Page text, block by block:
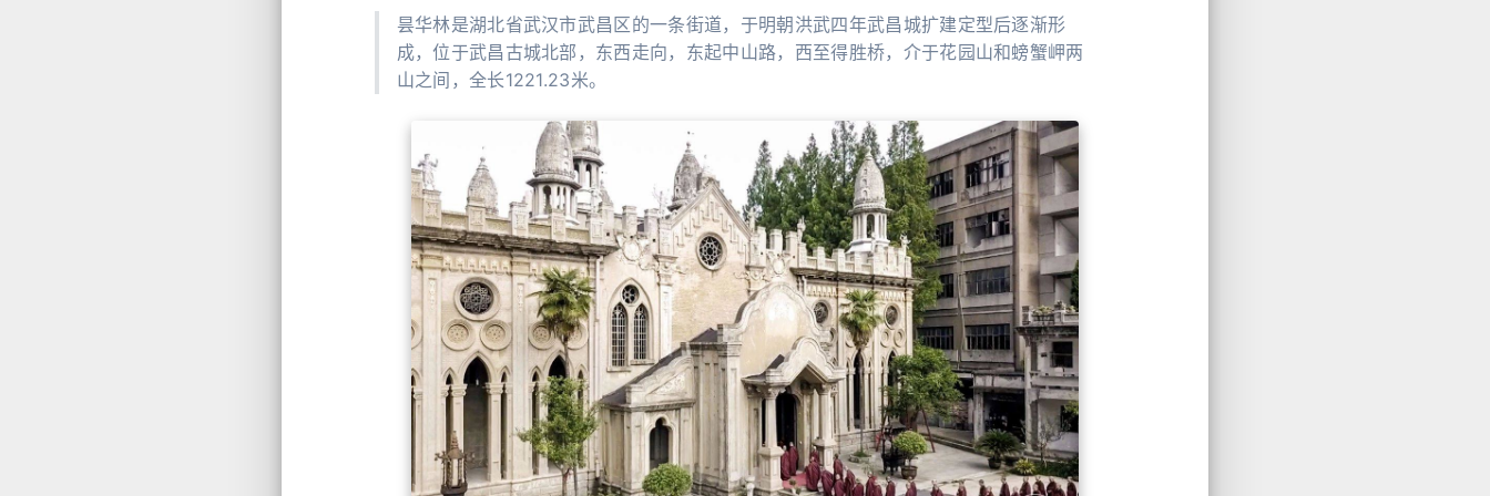
昙华林是湖北省武汉市武昌区的一条街道，于明朝洪武四年武昌城扩建定型后逐渐形
成，位于武昌古城北部，东西走向，东起中山路，西至得胜桥，介于花园山和螃蟹岬两
山之间，全长1221.23米。